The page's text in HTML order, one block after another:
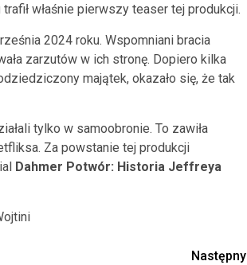
właśnie pierwszy teaser tej produkcji.
2024 roku. Wspomniani bracia
zarzutów w ich stronę. Dopiero kilka
majątek, okazało się, że tak
tylko w samoobronie. To zawiła
Za powstanie tej produkcji
Dahmer Potwór: Historia Jeffreya
Następny